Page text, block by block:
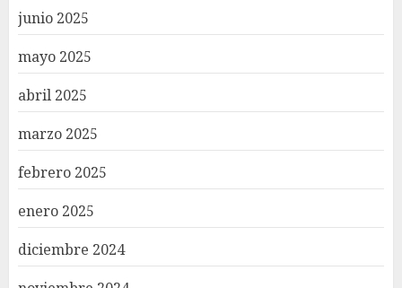
junio 2025
mayo 2025
abril 2025
marzo 2025
febrero 2025
enero 2025
diciembre 2024